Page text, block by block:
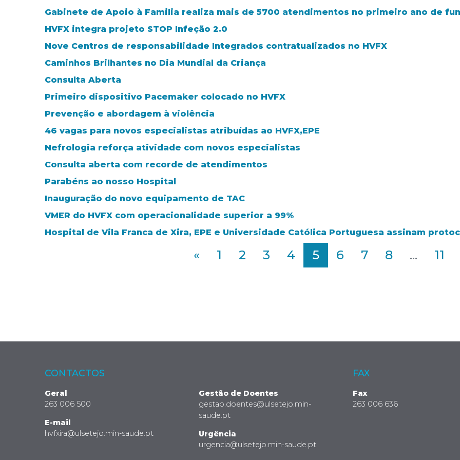
Gabinete de Apoio à Familia realiza mais de 5700 atendimentos no primeiro ano de
HVFX integra projeto STOP Infeção 2.0
Nove Centros de responsabilidade Integrados contratualizados no HVFX
Caminhos Brilhantes no Dia Mundial da Criança
Consulta Aberta
Primeiro dispositivo Pacemaker colocado no HVFX
Prevenção e abordagem à violência
46 vagas para novos especialistas atribuídas ao HVFX,EPE
Nefrologia reforça atividade com novos especialistas
Consulta aberta com recorde de atendimentos
Parabéns ao nosso Hospital
Inauguração do novo equipamento de TAC
VMER do HVFX com operacionalidade superior a 99%
Hospital de Vila Franca de Xira, EPE e Universidade Católica Portuguesa assinam
« 1 2 3 4 5 6 7 8 ... 11
CONTACTOS
Geral
263 006 500
E-mail
hvfxira@ulsetejo.min-saude.pt
Gestão de Doentes
gestao.doentes@ulsetejo.min-
saude.pt
Urgência
urgencia@ulsetejo.min-saude.pt
FAX
Fax
263 006 636